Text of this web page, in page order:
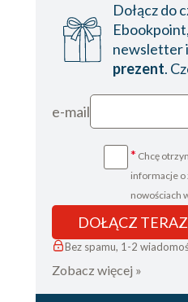
Dołącz do
newsletter i
prezent.
e-mail
* Chcę
informacje o
nowościach
DOŁĄCZ TERAZ
Bez spamu, 1-2
Zobacz więcej »